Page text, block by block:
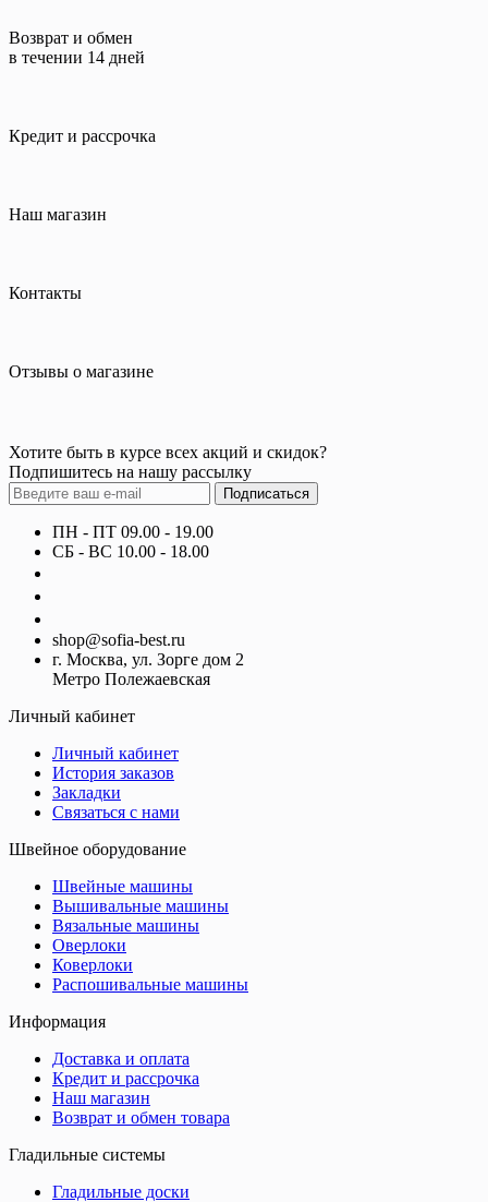
Возврат и обмен
в течении 14 дней
Кредит и рассрочка
Наш магазин
Контакты
Отзывы о магазине
Хотите быть в курсе всех акций и скидок?
Подпишитесь на нашу рассылку
Подписаться
ПН - ПТ 09.00 - 19.00
СБ - ВС 10.00 - 18.00
shop@sofia-best.ru
г. Москва, ул. Зорге дом 2
Метро Полежаевская
Личный кабинет
Личный кабинет
История заказов
Закладки
Связаться с нами
Швейное оборудование
Швейные машины
Вышивальные машины
Вязальные машины
Оверлоки
Коверлоки
Распошивальные машины
Информация
Доставка и оплата
Кредит и рассрочка
Наш магазин
Возврат и обмен товара
Гладильные системы
Гладильные доски